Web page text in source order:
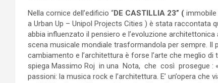
Nella cornice dell’edificio “DE CASTILLIA 23” (
a Urban Up – Unipol Projects Cities ) è stata raccontata
abbia influenzato il pensiero e l’evoluzione
scena musicale mondiale trasformandola per sempre. Il
cambiamento e l’architettura è forse l’arte che meglio
spiega Massimo Roj in una Nota, che così prosegue : «
passioni: la musica rock e l’architettura. E’ un’opera